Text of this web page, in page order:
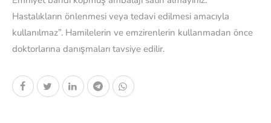
Hastalıkların önlenmesi veya tedavi edilmesi amacıyla
kullanılmaz”. Hamilelerin ve emzirenlerin kullanmadan önce
doktorlarına danışmaları tavsiye edilir.